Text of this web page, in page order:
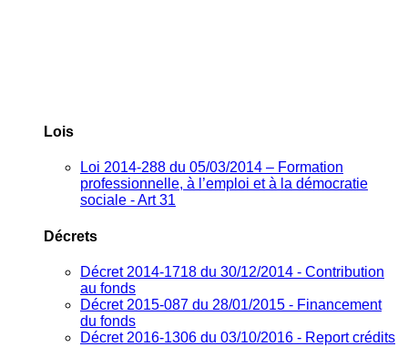
Lois
Loi 2014-288 du 05/03/2014 – Formation
professionnelle, à l’emploi et à la démocratie
sociale - Art 31
Décrets
Décret 2014-1718 du 30/12/2014 - Contribution
au fonds
Décret 2015-087 du 28/01/2015 - Financement
du fonds
Décret 2016-1306 du 03/10/2016 - Report crédits